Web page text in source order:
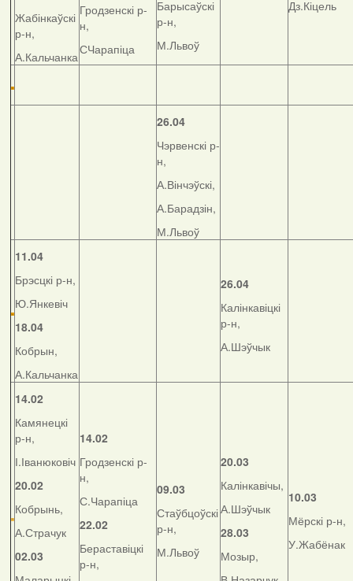
Жабінкаўскі
р-н,
А.Кальчанка
Гродзенскі р-
н,
СЧарапіца
Барысаўскі
р-н,
М.Львоў
Дз.Кіцель
26.04
Чэрвенскі р-
н,
А.Вінчэўскі,
А.Барадзін,
М.Львоў
11.04
Брэсцкі р-н,
Ю.Янкевіч
18.04
Кобрын,
А.Кальчанка
26.04
Калінкавіцкі
р-н,
А.Шэўчык
14.02
Камянецкі
р-н,
І.Іванюковіч
20.02
Кобрынь,
А.Страчук
02.03
14.02
Гродзенскі р-
н,
С.Чарапіца
22.02
Бераставіцкі
р-н,
09.03
Стаўбцоўскі
р-н,
М.Львоў
20.03
Калінкавічы,
А.Шэўчык
28.03
Мозыр,
10.03
Мёрскі р-н,
У.Жабёнак